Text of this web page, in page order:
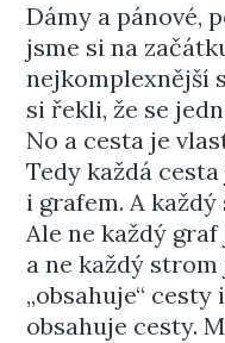
Dámy a pánové,
jsme si na
nejkomplexnější
si řekli, že se
No a cesta je
Tedy každá
i grafem. A
Ale ne každý
a ne každý strom
„obsahuje“
obsahuje cesty.